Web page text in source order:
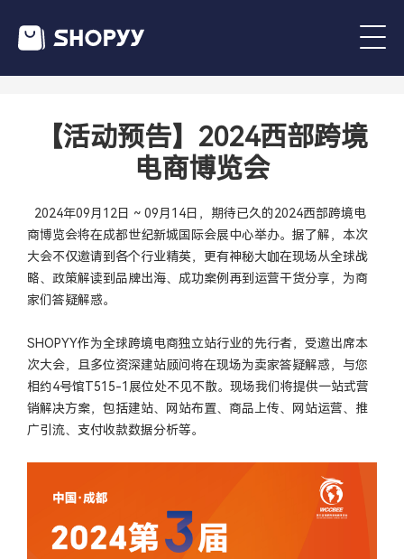
【活动预告】2024西部跨境
电商博览会
2024年09月12日 ~ 09月14日，期待已久的2024西部跨境电
商博览会将在成都世纪新城国际会展中心举办。据了解，本次
大会不仅邀请到各个行业精英，更有神秘大咖在现场从全球战
略、政策解读到品牌出海、成功案例再到运营干货分享，为商
家们答疑解惑。
SHOPYY作为全球跨境电商独立站行业的先行者，受邀出席本
次大会，且多位资深建站顾问将在现场为卖家答疑解惑，与您
相约4号馆T515-1展位处不见不散。现场我们将提供一站式营
销解决方案，包括建站、网站布置、商品上传、网站运营、推
广引流、支付收款数据分析等。